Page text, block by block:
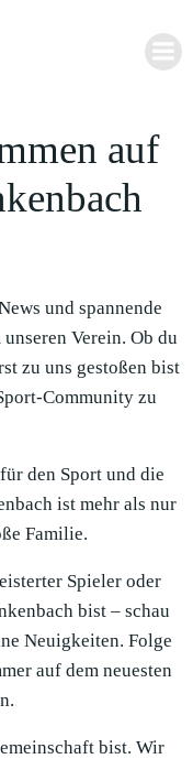
auf
und spannende
Verein. Ob du
zu uns gestoßen bist
Community zu
den Sport und die
ist mehr als nur
Familie.
Spieler oder
bist – schau
Neuigkeiten. Folge
auf dem neuesten
bist. Wir